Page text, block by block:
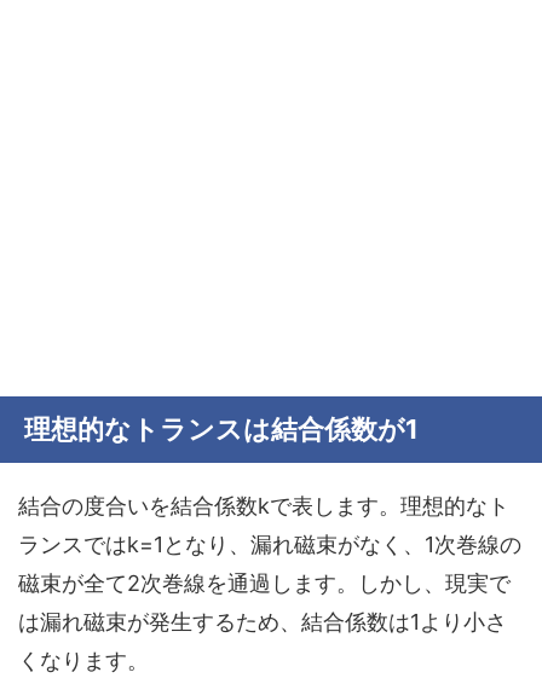
理想的なトランスは結合係数が1
結合の度合いを結合係数kで表します。理想的なト
ランスではk=1となり、漏れ磁束がなく、1次巻線の
磁束が全て2次巻線を通過します。しかし、現実で
は漏れ磁束が発生するため、結合係数は1より小さ
くなります。